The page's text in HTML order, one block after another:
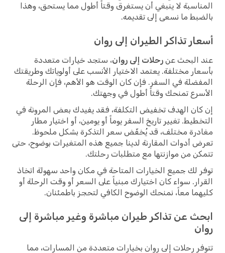
المناسبة لا ينبغي أن يستغرق وقتاً أطول مما يستحق، وهذا
بالضبط ما نسعى إلى تقديمه.
أسعار تذاكر الطيران إلى روان
عند البحث عن رحلات إلى روان، ستجد خيارات متعددة
بأسعار مختلفة. يعتمد الاختيار الأنسب على أولوياتك وطريقتك
المفضلة في السفر. فإن كان الوقت هو الأهم، فإن الرحلة
الأسرع تمنحك وقتاً أطول في وجهتك.
إن كان الهدف تخفيض التكلفة، فقد يفيدك بعض المرونة في
التخطيط. تغيير تاريخ السفر يوماً أو يومين، أو اختيار مطار
مغادرة مختلف، قد يُخفّض سعر التذكرة بشكل ملحوظ.
تعرض أدوات المقارنة لدينا جميع هذه المتغيرات بوضوح، حتى
تتمكن من موازنتها مع متطلبات رحلتك.
توفر لك جميع الخيارات المتاحة في مكان واحد سهولة اتخاذ
القرار. سواء كان اختيارك مبنياً على السعر أو وقت الرحلة أو
كليهما معاً، نمنحك الوضوح الكافي لتحجز باطمئنان.
ابحث عن تذاكر طيران مباشرة وغير مباشرة إلى
روان
تتوفر رحلات إلى روان بخيارات متعددة من المسارات، مما